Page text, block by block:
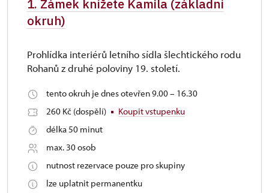
1. Zámek knížete Kamila (základní
okruh)
Prohlídka interiérů letního sídla šlechtického rodu
Rohanů z druhé poloviny 19. století.
tento okruh je dnes otevřen 9.00 – 16.30
260 Kč (dospělí)
Koupit vstupenku
délka 50 minut
max. 30 osob
nutnost rezervace pouze pro skupiny
lze uplatnit permanentku